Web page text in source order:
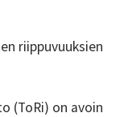
riippuvuuksien
(ToRi) on avoin